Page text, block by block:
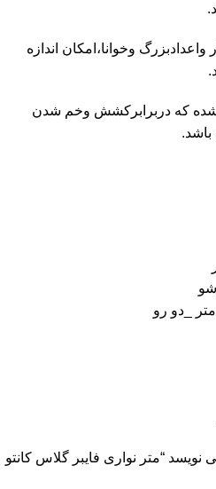
وخوانا،امکان اندازه
شده که دربرابرکشش وخم شدن
باشد.
_دو رو
“متر نواری فایبر گلاس کانتو